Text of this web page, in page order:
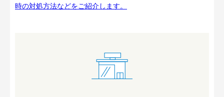
時の対処方法などをご紹介します。